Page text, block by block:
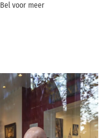
Bel voor meer